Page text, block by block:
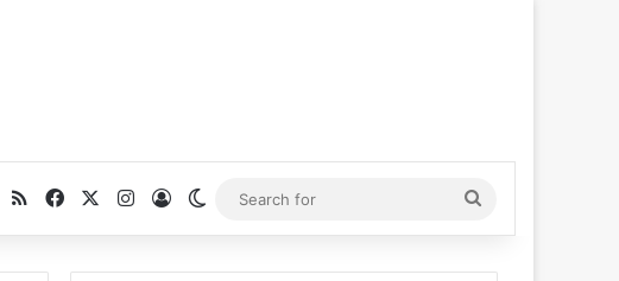
RSSFacebookInstagram
Log InSwitch skin
for